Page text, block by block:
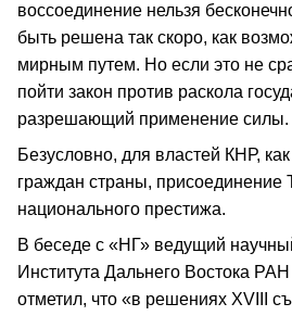
воссоединение нельзя
быть решена так скоро, как
мирным путем. Но если это не
пойти закон против раскола
разрешающий применение силы.
Безусловно, для властей КНР,
граждан страны, присоединение
национального престижа.
В беседе с «НГ» ведущий
Института Дальнего Востока
отметил, что «в решениях XVIII